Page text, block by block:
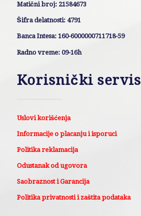
Matični broj: 21584673
Šifra delatnosti: 4791
Banca Intesa: 160-6000000711718-59
Radno vreme: 09-16h
Korisnički servis
Uslovi korišćenja
Informacije o placanju i isporuci
Politika reklamacija
Odustanak od ugovora
Saobraznost i Garancija
Politika privatnosti i zaštita podataka